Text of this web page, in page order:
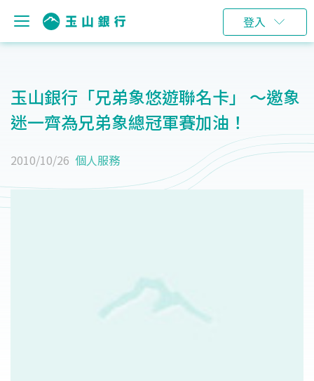
登入
玉山銀行「兄弟象悠遊聯名卡」 ～邀象
迷一齊為兄弟象總冠軍賽加油！
2010/10/26 個人服務